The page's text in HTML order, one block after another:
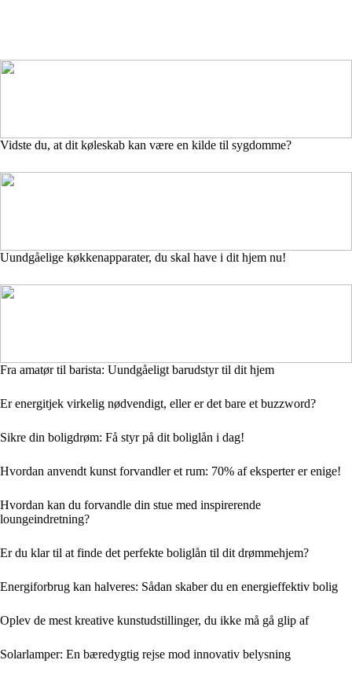
Vidste du, at dit køleskab kan være en kilde til sygdomme?
Uundgåelige køkkenapparater, du skal have i dit hjem nu!
Fra amatør til barista: Uundgåeligt barudstyr til dit hjem
Er energitjek virkelig nødvendigt, eller er det bare et buzzword?
Sikre din boligdrøm: Få styr på dit boliglån i dag!
Hvordan anvendt kunst forvandler et rum: 70% af eksperter er enige!
Hvordan kan du forvandle din stue med inspirerende
loungeindretning?
Er du klar til at finde det perfekte boliglån til dit drømmehjem?
Energiforbrug kan halveres: Sådan skaber du en energieffektiv bolig
Oplev de mest kreative kunstudstillinger, du ikke må gå glip af
Solarlamper: En bæredygtig rejse mod innovativ belysning